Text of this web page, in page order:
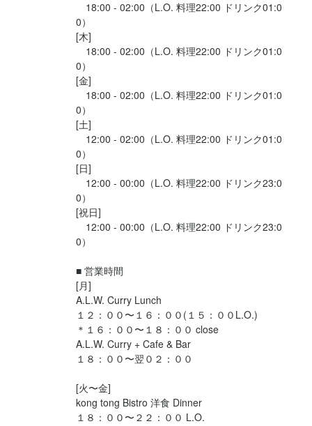
18:00 - 02:00（L.O. 料理22:00 ドリンク01:0
0）
[木]
18:00 - 02:00（L.O. 料理22:00 ドリンク01:0
0）
[金]
18:00 - 02:00（L.O. 料理22:00 ドリンク01:0
0）
[土]
12:00 - 02:00（L.O. 料理22:00 ドリンク01:0
0）
[日]
12:00 - 00:00（L.O. 料理22:00 ドリンク23:0
0）
[祝日]
12:00 - 00:00（L.O. 料理22:00 ドリンク23:0
0）
■ 営業時間
[月]
A.L.W. Curry Lunch
１２：００〜１６：００(１５：００L.O.)
＊１６：００〜１８：００ close
A.L.W. Curry + Cafe & Bar
１８：００〜翌０２：００
[火〜金]
kong tong Bistro 洋食 Dinner
１８：００〜２２：００ L.O.
応募後、原則1営業日以内に返信しております。1回の面接を経て
内定となります。
お店の採用担当者からのメッセージ
【ここで働く魅力】
**本格料理・ワインをはじめ、多種なお酒を提供。メニューやレシ
ピも企画できます**
私たちは本格的な前菜・肉料理・カレー・デザート・お酒を提供
しています。それらのメニューやレシピも自身で企画しているた
め、その段階から経験していただくことも可能です。
**月6-8日休み・年末年始休暇・24時まで稼働の働きやすい環境**
カフェバー業態ですが、月6-8日休みや、年末年始休暇・年により
GW休暇なども取得可能です。また、稼働時間も、11:00-24:00ま
での中で選べるため柔軟に働くことができます！
アルバイトの方は、3H/日〜ご就業可能です◎
**常連のお客様も多く、コミュニケーションを取りながらお仕事が
2023年でオープン20周年のため、長らく常連のお客様も多く来店
そのため、フランクなコミュニケーションを取りながらお仕事を